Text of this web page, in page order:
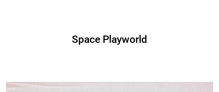
Space Playworld